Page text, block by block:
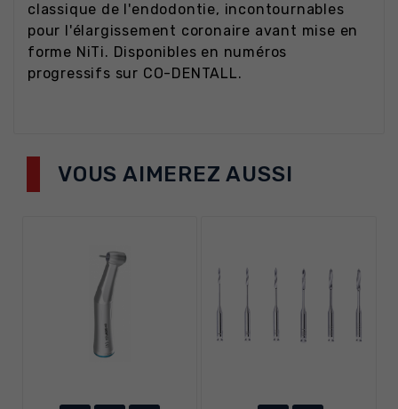
classique de l'endodontie, incontournables
pour l'élargissement coronaire avant mise en
forme NiTi. Disponibles en numéros
progressifs sur CO-DENTALL.
VOUS AIMEREZ AUSSI